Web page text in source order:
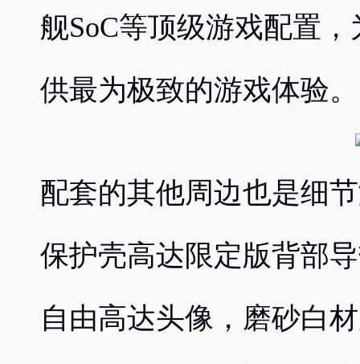
舰SoC等顶级游戏配置
供最为极致的游戏体验。
配套的其他周边也是细
保护壳高达限定版背部
自由高达头像，磨砂白